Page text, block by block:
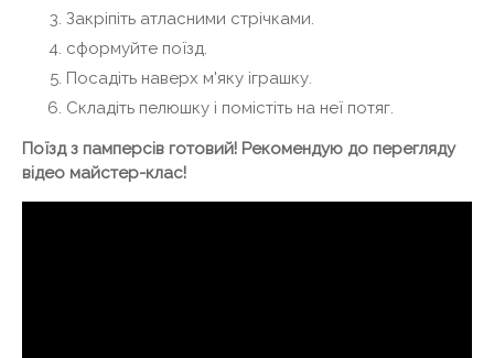
Закріпіть атласними стрічками.
сформуйте поїзд.
Посадіть наверх м'яку іграшку.
Складіть пелюшку і помістіть на неї потяг.
Поїзд з памперсів готовий! Рекомендую до перегляду
відео майстер-клас!